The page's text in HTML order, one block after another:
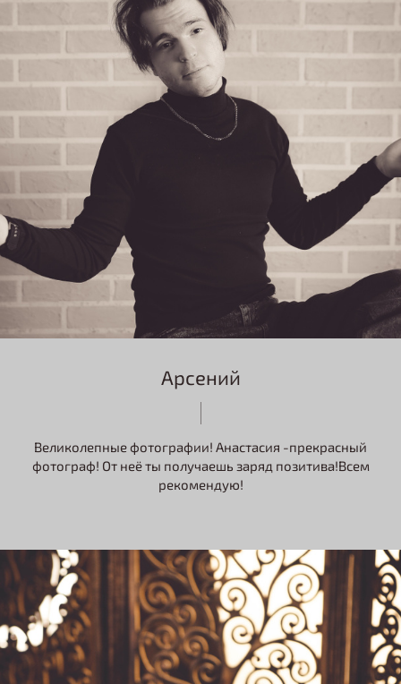
Арсений
Великолепные фотографии! Анастасия -прекрасный
фотограф! От неё ты получаешь заряд позитива!Всем
рекомендую!